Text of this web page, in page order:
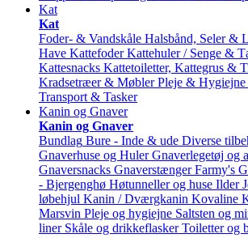
Kat
Kat
Foder- & Vandskåle Halsbånd, Seler &
Have Kattefoder Kattehuler / Senge &
Kattesnacks Kattetoiletter, Kattegrus &
Kradsetræer & Møbler Pleje & Hygiejne
Transport & Tasker
Kanin og Gnaver
Kanin og Gnaver
Bundlag Bure - Inde & ude Diverse
Gnaverhuse og Huler Gnaverlegetøj og
Gnaversnacks Gnaverstænger Farmy's
- Bjergenghø Høtunneller og huse Ilder
løbehjul Kanin / Dværgkanin Kovaline
Marsvin Pleje og hygiejne Saltsten og
liner Skåle og drikkeflasker Toiletter og